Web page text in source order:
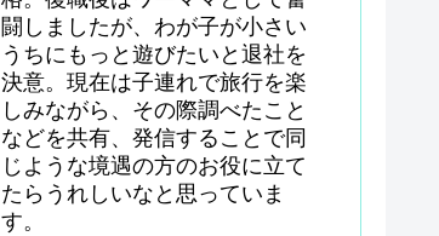
闘しましたが、わが子が小さい
うちにもっと遊びたいと退社を
決意。現在は子連れで旅行を楽
しみながら、その際調べたこと
などを共有、発信することで同
じような境遇の方のお役に立て
たらうれしいなと思っていま
す。